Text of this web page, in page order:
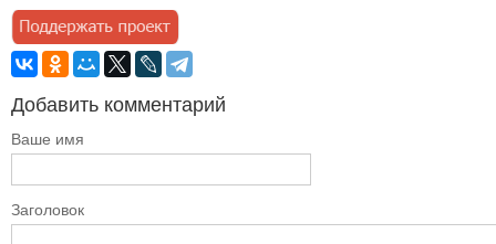
Добавить комментарий
Ваше имя
Заголовок